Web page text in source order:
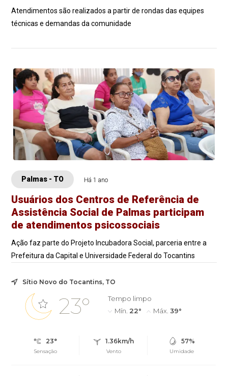
Atendimentos são realizados a partir de rondas das equipes
técnicas e demandas da comunidade
Palmas - TO Há 1 ano
Usuários dos Centros de Referência de
Assistência Social de Palmas participam
de atendimentos psicossociais
Ação faz parte do Projeto Incubadora Social, parceria entre a
Prefeitura da Capital e Universidade Federal do Tocantins
Sítio Novo do Tocantins, TO
23°
Tempo limpo
Mín. 22° Máx. 39°
23°
Sensação
1.36km/h
Vento
57%
Umidade